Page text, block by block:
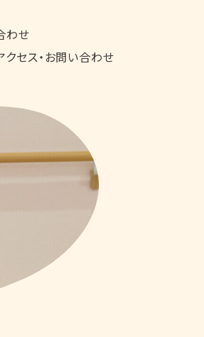
わせ
セス・お問い合わせ